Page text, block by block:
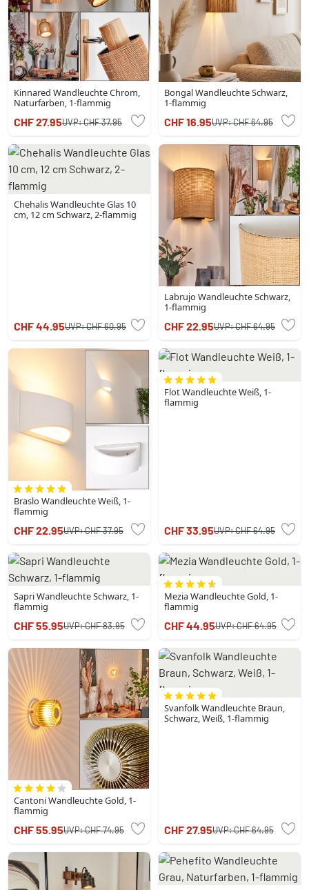
Kinnared Wandleuchte Chrom,
Naturfarben, 1-flammig
CHF 27.95UVP:CHF 37.95
Bongal Wandleuchte Schwarz,
1-flammig
CHF 16.95UVP:CHF 64.95
Chehalis Wandleuchte Glas 10
cm, 12 cm Schwarz, 2-flammig
CHF 44.95UVP:CHF 60.95
Labrujo Wandleuchte Schwarz,
1-flammig
CHF 22.95UVP:CHF 64.95
Braslo Wandleuchte Weiß, 1-
flammig
CHF 22.95UVP:CHF 37.95
Flot Wandleuchte Weiß, 1-
flammig
CHF 33.95UVP:CHF 64.95
Sapri Wandleuchte Schwarz, 1-
flammig
CHF 55.95UVP:CHF 83.95
Mezia Wandleuchte Gold, 1-
flammig
CHF 44.95UVP:CHF 64.95
Cantoni Wandleuchte Gold, 1-
flammig
CHF 55.95UVP:CHF 74.95
Svanfolk Wandleuchte Braun,
Schwarz, Weiß, 1-flammig
CHF 27.95UVP:CHF 64.95